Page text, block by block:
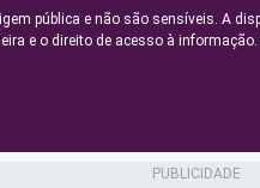
pública e não são sensíveis. A
e o direito de acesso à